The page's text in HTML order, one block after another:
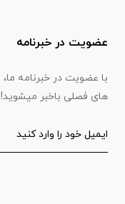
عضویت در خبرنامه
با عضویت در خبرنامه
های فصلی باخبر میشوید!